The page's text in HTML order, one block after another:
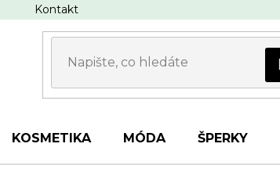
Kontakt
KOSMETIKA MÓDA ŠPERKY